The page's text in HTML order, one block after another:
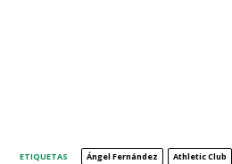
ETIQUETAS Ángel Fernández Athletic Club